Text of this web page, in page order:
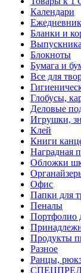
Календари
Бланки и
Блокноты
Бумага и
Все для
Глобусы,
Деловые
Игрушки,
Клей
Книги
Наградная
Обложки
Офис
Папки для
Пеналы
Портфолио
Продукты
Разное
Ранцы,